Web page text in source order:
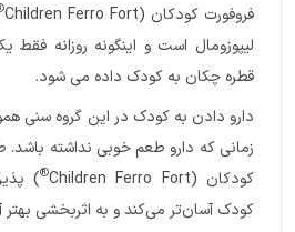
فروفورت کودکان (Children Ferro Fort
لیپوزومال است و اینگونه روزانه
قطره چکان به کودک داده می شود.
دارو دادن به کودک در این گروه سنی
زمانی که دارو طعم خوبی نداشته
کودکان (Children Ferro Fort
®
)
کودک آسان‌تر می‌کند و به اثربخشی